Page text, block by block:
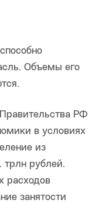
Объемы его
РФ
в условиях
из
трлн рублей.
расходов
занятости